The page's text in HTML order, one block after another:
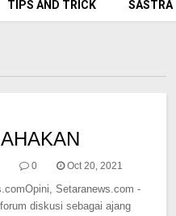
TIPS AND TRICK SASTRA
0 Oct 20, 2021
Setaranews.com -
diskusi sebagai ajang